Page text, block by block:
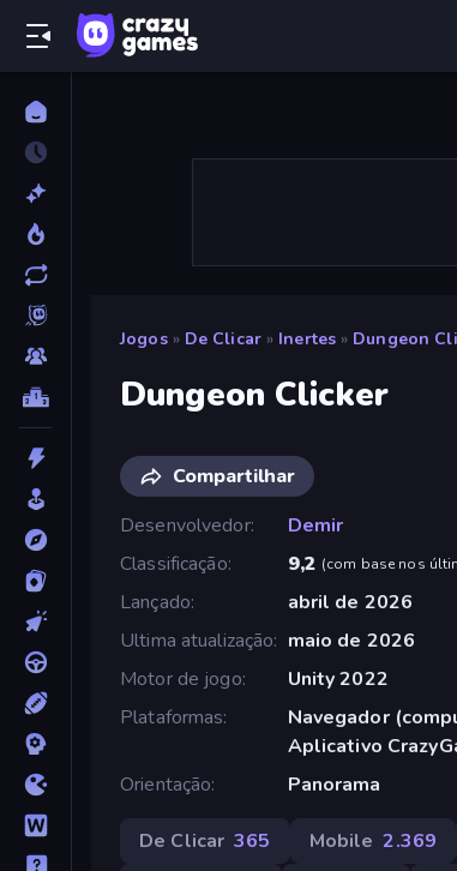
Jogos » De Clicar » Inertes » Dungeon
Dungeon Clicker
Compartilhar
Desenvolvedor
Demir
Classificação
9,2 (com base nos
Lançado
abril de 2026
Ultima atualização
maio de 2026
Motor de jogo
Unity 2022
Plataformas
Navegador
Aplicativo
Orientação
Panorama
De Clicar 365 Mobile 2.369